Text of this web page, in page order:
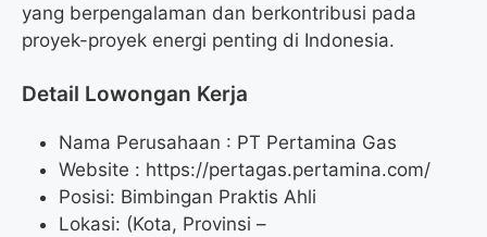
yang berpengalaman dan berkontribusi pada
proyek-proyek energi penting di Indonesia.
Detail Lowongan Kerja
Nama Perusahaan : PT Pertamina Gas
Website : https://pertagas.pertamina.com/
Posisi: Bimbingan Praktis Ahli
Lokasi: (Kota, Provinsi –